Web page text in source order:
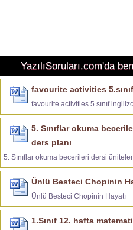
YazılıSoruları.com'da
favourite activities
favourite activities 5.sınıf
5. Sınıflar okuma
ders planı
5. Sınıflar okuma becerileri dersi
Ünlü Besteci Chopinin
Ünlü Besteci Chopinin Hayatı
1.Sınıf 12. hafta